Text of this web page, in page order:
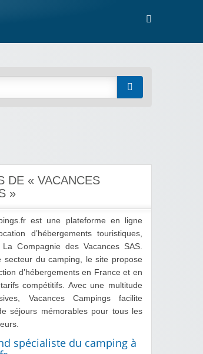
DE « VACANCES
»
est une plateforme en ligne
d’hébergements touristiques,
Compagnie des Vacances SAS.
secteur du camping, le site propose
d’hébergements en France et en
compétitifs. Avec une multitude
Vacances Campings facilite
séjours mémorables pour tous les
spécialiste du camping à